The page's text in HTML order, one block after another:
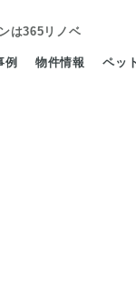
は365リノベ
例 物件情報 ペッ